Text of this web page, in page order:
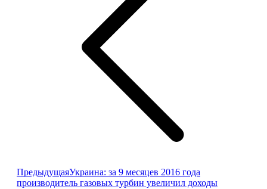
ПредыдущаяПредыдущая
запись:
Украина: за 9 месяцев 2016 года
производитель газовых турбин увеличил доходы